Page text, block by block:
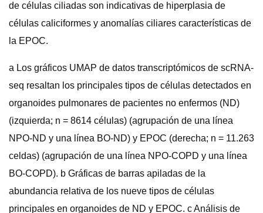
de células ciliadas son indicativas de hiperplasia de
células caliciformes y anomalías ciliares características de
la EPOC.
a Los gráficos UMAP de datos transcriptómicos de scRNA-
seq resaltan los principales tipos de células detectados en
organoides pulmonares de pacientes no enfermos (ND)
(izquierda; n = 8614 células) (agrupación de una línea
NPO-ND y una línea BO-ND) y EPOC (derecha; n = 11.263
celdas) (agrupación de una línea NPO-COPD y una línea
BO-COPD). b Gráficas de barras apiladas de la
abundancia relativa de los nueve tipos de células
principales en organoides de ND y EPOC. c Análisis de